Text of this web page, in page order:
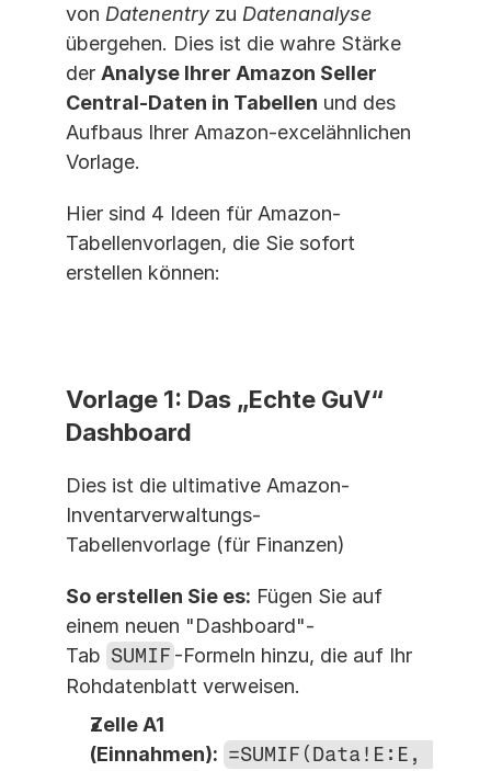
von Datenentry zu Datenanalyse
übergehen. Dies ist die wahre Stärke
der Analyse Ihrer Amazon Seller
Central-Daten in Tabellen und des
Aufbaus Ihrer Amazon-excelähnlichen
Vorlage.
Hier sind 4 Ideen für Amazon-
Tabellenvorlagen, die Sie sofort
erstellen können:
Vorlage 1: Das „Echte GuV“
Dashboard
Dies ist die ultimative Amazon-
Inventarverwaltungs-
Tabellenvorlage (für Finanzen)
So erstellen Sie es: Fügen Sie auf
einem neuen "Dashboard"-
Tab SUMIF -Formeln hinzu, die auf Ihr
Rohdatenblatt verweisen.
Zelle A1
(Einnahmen): =SUMIF(Data!E:E,